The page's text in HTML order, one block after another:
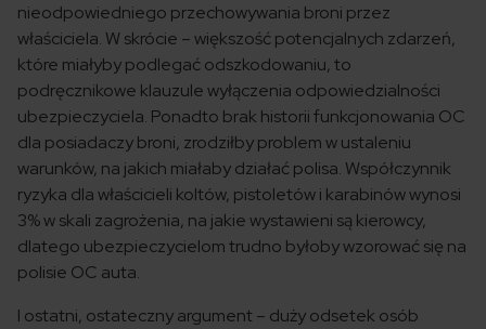
nieodpowiedniego przechowywania broni przez
właściciela. W skrócie – większość potencjalnych zdarzeń,
które miałyby podlegać odszkodowaniu, to
podręcznikowe klauzule wyłączenia odpowiedzialności
ubezpieczyciela. Ponadto brak historii funkcjonowania OC
dla posiadaczy broni, zrodziłby problem w ustaleniu
warunków, na jakich miałaby działać polisa. Współczynnik
ryzyka dla właścicieli koltów, pistoletów i karabinów wynosi
3% w skali zagrożenia, na jakie wystawieni są kierowcy,
dlatego ubezpieczycielom trudno byłoby wzorować się na
polisie OC auta.
I ostatni, ostateczny argument – duży odsetek osób